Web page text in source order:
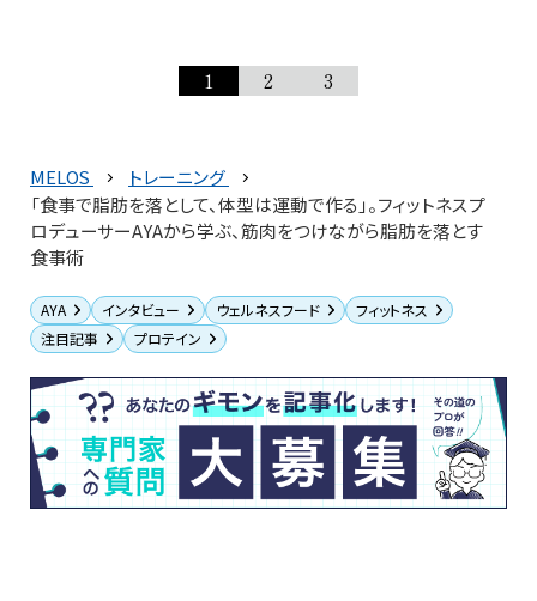
1 2 3
MELOS
トレーニング
「食事で脂肪を落として、体型は運動で作る」。フィットネスプ
ロデューサーAYAから学ぶ、筋肉をつけながら脂肪を落とす
食事術
AYA インタビュー ウェルネスフード
フィットネス
注目記事
プロテイン